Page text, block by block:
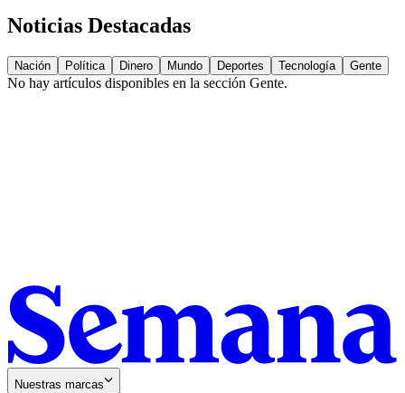
Noticias Destacadas
Nación Política Dinero Mundo Deportes Tecnología Gente
No hay artículos disponibles en la sección Gente.
Nuestras marcas